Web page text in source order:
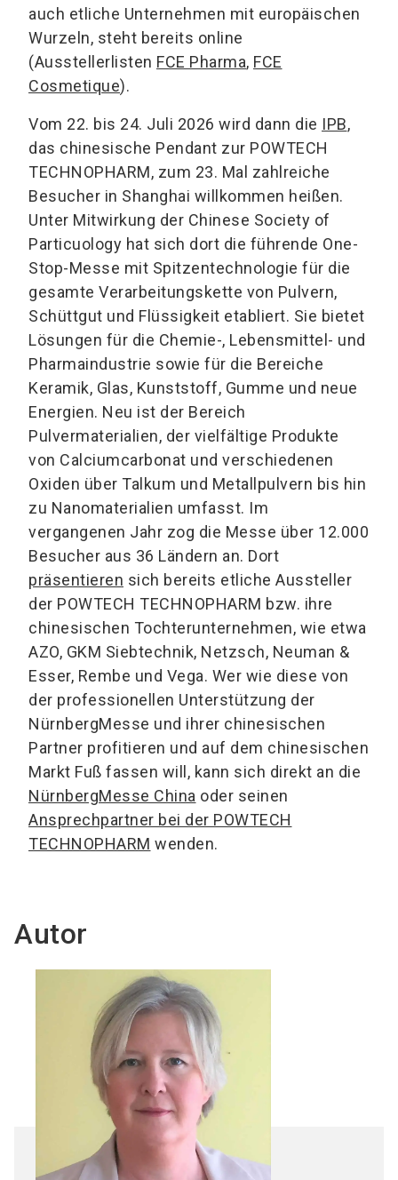
auch etliche Unternehmen mit europäischen
Wurzeln, steht bereits online
(Ausstellerlisten FCE Pharma, FCE
Cosmetique).
Vom 22. bis 24. Juli 2026 wird dann die IPB,
das chinesische Pendant zur POWTECH
TECHNOPHARM, zum 23. Mal zahlreiche
Besucher in Shanghai willkommen heißen.
Unter Mitwirkung der Chinese Society of
Particuology hat sich dort die führende One-
Stop-Messe mit Spitzentechnologie für die
gesamte Verarbeitungskette von Pulvern,
Schüttgut und Flüssigkeit etabliert. Sie bietet
Lösungen für die Chemie-, Lebensmittel- und
Pharmaindustrie sowie für die Bereiche
Keramik, Glas, Kunststoff, Gumme und neue
Energien. Neu ist der Bereich
Pulvermaterialien, der vielfältige Produkte
von Calciumcarbonat und verschiedenen
Oxiden über Talkum und Metallpulvern bis hin
zu Nanomaterialien umfasst. Im
vergangenen Jahr zog die Messe über 12.000
Besucher aus 36 Ländern an. Dort
präsentieren sich bereits etliche Aussteller
der POWTECH TECHNOPHARM bzw. ihre
chinesischen Tochterunternehmen, wie etwa
AZO, GKM Siebtechnik, Netzsch, Neuman &
Esser, Rembe und Vega. Wer wie diese von
der professionellen Unterstützung der
NürnbergMesse und ihrer chinesischen
Partner profitieren und auf dem chinesischen
Markt Fuß fassen will, kann sich direkt an die
NürnbergMesse China oder seinen
Ansprechpartner bei der POWTECH
TECHNOPHARM wenden.
Autor